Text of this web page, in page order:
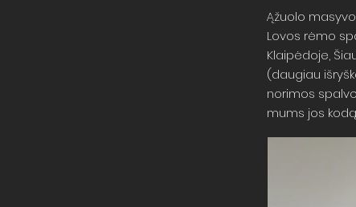
Ąžuolo
Lovos rėmo
Klaipėdoje,
(daugiau
norimos
mums jos